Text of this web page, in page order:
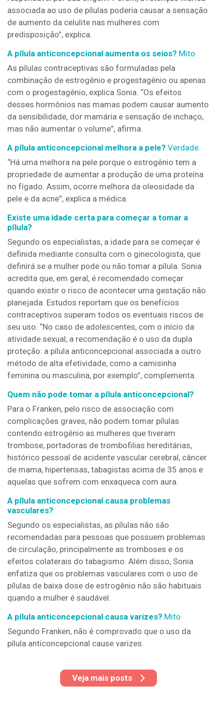
associada ao uso de pílulas poderia causar a sensação
de aumento da celulite nas mulheres com
predisposição”, explica.
A pílula anticoncepcional aumenta os seios? Mito
As pílulas contraceptivas são formuladas pela
combinação de estrogênio e progestagênio ou apenas
com o progestagênio, explica Sonia. “Os efeitos
desses hormônios nas mamas podem causar aumento
da sensibilidade, dor mamária e sensação de inchaço,
mas não aumentar o volume”, afirma.
A pílula anticoncepcional melhora a pele? Verdade.
“Há uma melhora na pele porque o estrogênio tem a
propriedade de aumentar a produção de uma proteína
no fígado. Assim, ocorre melhora da oleosidade da
pele e da acne”, explica a médica.
Existe uma idade certa para começar a tomar a
pílula?
Segundo os especialistas, a idade para se começar é
definida mediante consulta com o ginecologista, que
definirá se a mulher pode ou não tomar a pílula. Sonia
acredita que, em geral, é recomendado começar
quando existir o risco de acontecer uma gestação não
planejada. Estudos reportam que os benefícios
contraceptivos superam todos os eventuais riscos de
seu uso. “No caso de adolescentes, com o início da
atividade sexual, a recomendação é o uso da dupla
proteção: a pílula anticoncepcional associada a outro
método de alta efetividade, como a camisinha
feminina ou masculina, por exemplo”, complementa.
Quem não pode tomar a pílula anticoncepcional?
Para o Franken, pelo risco de associação com
complicações graves, não podem tomar pílulas
contendo estrogênio as mulheres que tiveram
trombose, portadoras de trombofilias hereditárias,
histórico pessoal de acidente vascular cerebral, câncer
de mama, hipertensas, tabagistas acima de 35 anos e
aquelas que sofrem com enxaqueca com aura.
A pílula anticoncepcional causa problemas
vasculares?
Segundo os especialistas, as pílulas não são
recomendadas para pessoas que possuem problemas
de circulação, principalmente as tromboses e os
efeitos colaterais do tabagismo. Além disso, Sonia
enfatiza que os problemas vasculares com o uso de
pílulas de baixa dose de estrogênio não são habituais
quando a mulher é saudável.
A pílula anticoncepcional causa varizes? Mito
Segundo Franken, não é comprovado que o uso da
pílula anticoncepcional cause varizes.
Veja mais posts